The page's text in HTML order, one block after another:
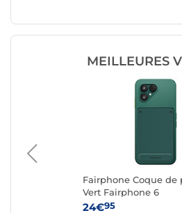
MEILLEURES
Fairphone Coque de
Vert Fairphone 6
24€95